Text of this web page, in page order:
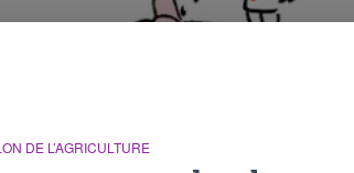
DE L’AGRICULTURE